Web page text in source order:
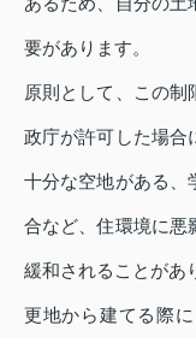
要があります。
原則として、この
政庁が許可した場合
十分な空地がある、
合など、住環境に悪
緩和されることがあ
更地から建てる際